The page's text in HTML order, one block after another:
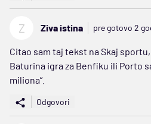
Z Ziva istina pre gotovo 2
Citao sam taj tekst na Skaj sportu,
Baturina igra za Benfiku ili Porto
miliona”.
Odgovori